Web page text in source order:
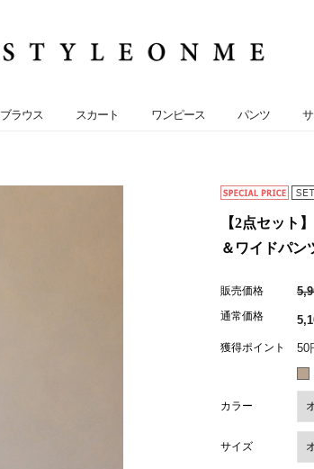
ブラウス スカート ワンピース パンツ
【2点セット
＆ワイドパン
販売価格
通常価格
獲得ポイント 50
カラー
サイズ